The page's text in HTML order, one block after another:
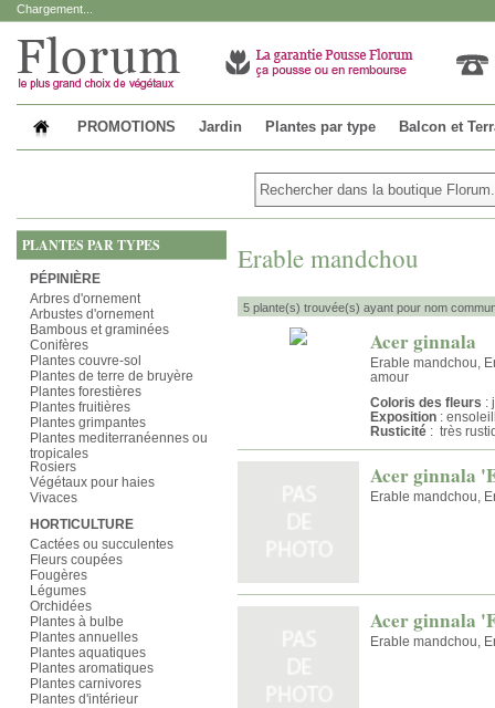
Chargement...
PROMOTIONS Jardin Plantes par type Balcon et
PLANTES PAR TYPES
PÉPINIÈRE
Arbres d'ornement
Arbustes d'ornement
Bambous et graminées
Conifères
Plantes couvre-sol
Plantes de terre de bruyère
Plantes forestières
Plantes fruitières
Plantes grimpantes
Plantes mediterranéennes ou
tropicales
Rosiers
Végétaux pour haies
Vivaces
HORTICULTURE
Cactées ou succulentes
Fleurs coupées
Fougères
Légumes
Orchidées
Plantes à bulbe
Plantes annuelles
Plantes aquatiques
Plantes aromatiques
Plantes carnivores
Plantes d'intérieur
Erable mandchou
5 plante(s) trouvée(s) ayant pour nom
Acer ginnala
Erable mandchou,
amour
Coloris des fleurs :
Exposition :
Rusticité : très
Acer ginnala
Erable mandchou,
Acer ginnala
Erable mandchou,